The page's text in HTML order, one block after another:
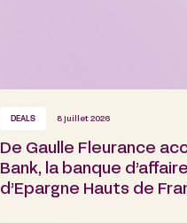
DEALS 8 juillet 2026
De Gaulle Fleurance
Bank, la banque
d’Epargne Hauts de